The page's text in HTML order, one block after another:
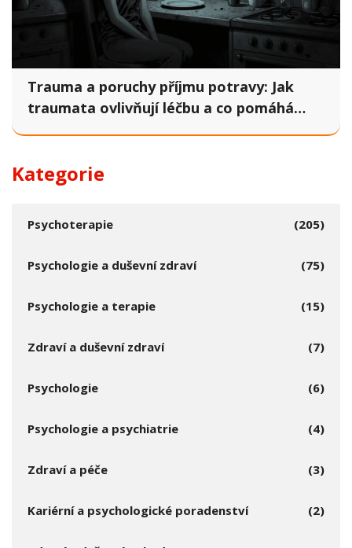
Trauma a poruchy příjmu potravy: Jak
traumata ovlivňují léčbu a co pomáhá
Kategorie
Psychoterapie (205)
Psychologie a duševní zdraví (75)
Psychologie a terapie (15)
Zdraví a duševní zdraví (7)
Psychologie (6)
Psychologie a psychiatrie (4)
Zdraví a péče (3)
Kariérní a psychologické poradenství (2)